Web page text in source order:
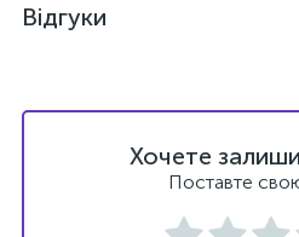
Відгуки
Хочете
Поставте